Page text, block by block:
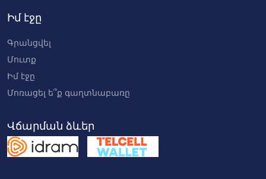
Իմ էջը
Գրանցվել
Մուտք
Իմ էջը
Մոռացել ե՞ք գաղտնաբառը
Վճարման ձևեր